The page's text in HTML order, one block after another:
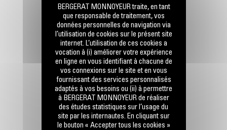
Appelez-nous
0770 555 556
Écrivez-nous
ENVOYER LA DEMANDE
BERGERAT MONNOYEUR traite, en tant
que responsable de traitement, vos
données personnelles de navigation via
l’utilisation de cookies sur le présent site
internet. L’utilisation de ces cookies a
vocation à (i) améliorer votre expérience
en ligne en vous identifiant à chacune de
vos connexions sur le site et en vous
fournissant des services personnalisés
adaptés à vos besoins ou (ii) à permettre
à BERGERAT MONNOYEUR de réaliser
des études statistiques sur l’usage du
site par les internautes. En cliquant sur
le bouton « Accepter tous les cookies »